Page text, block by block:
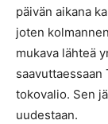
päivän aikana
joten
mukava lähteä
tokovalio. Sen
uudestaan.